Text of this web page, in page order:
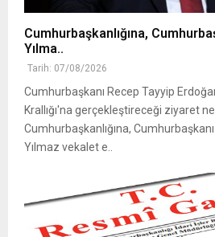
Cumhurbaşkanlığına,
Yılma..
Tarih: 07/08/2026
Cumhurbaşkanı Recep Tayyip
Krallığı'na gerçekleştireceği ziyaret
Cumhurbaşkanlığına, Cumhurbaşkanı
Yılmaz vekalet e..